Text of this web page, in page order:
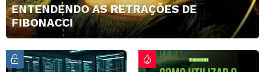
ENTENDENDO AS RETRAÇÕES DE
FIBONACCI